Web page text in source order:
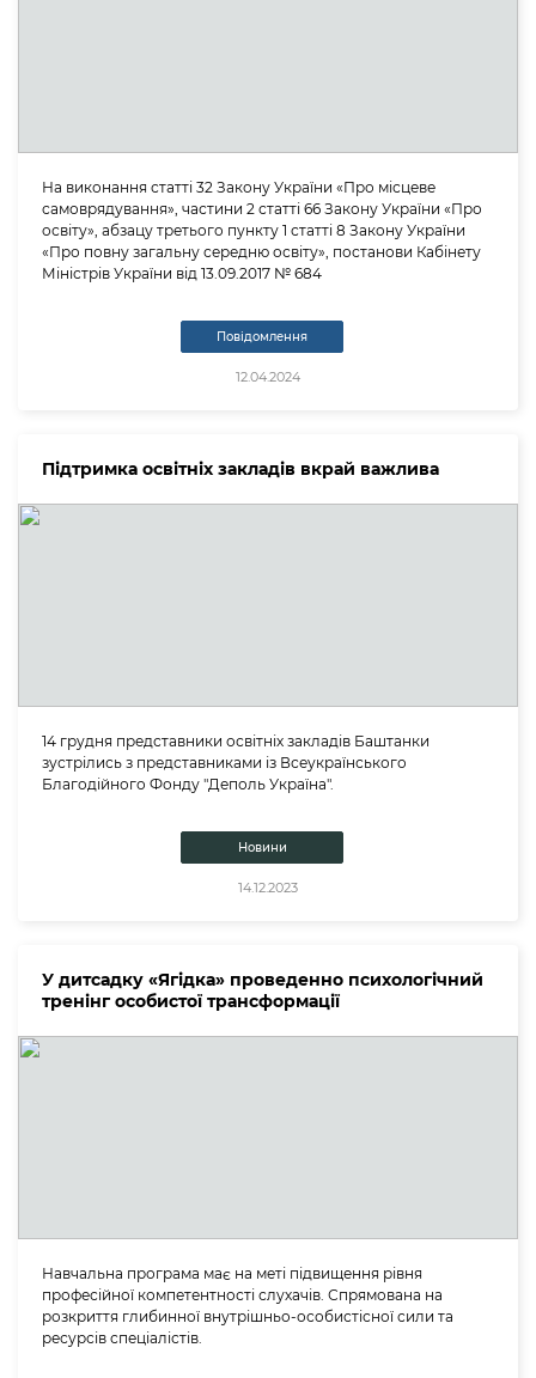
На виконання статті 32 Закону України «Про місцеве
самоврядування», частини 2 статті 66 Закону України «Про
освіту», абзацу третього пункту 1 статті 8 Закону України
«Про повну загальну середню освіту», постанови Кабінету
Міністрів України від 13.09.2017 № 684
Повідомлення
12.04.2024
Підтримка освітніх закладів вкрай важлива
14 грудня представники освітніх закладів Баштанки
зустрілись з представниками із Всеукраїнського
Благодійного Фонду "Деполь Україна".
Новини
14.12.2023
У дитсадку «Ягідка» проведенно психологічний
тренінг особистої трансформації
Навчальна програма має на меті підвищення рівня
професійної компетентності слухачів. Спрямована на
розкриття глибинної внутрішньо-особистісної сили та
ресурсів спеціалістів.